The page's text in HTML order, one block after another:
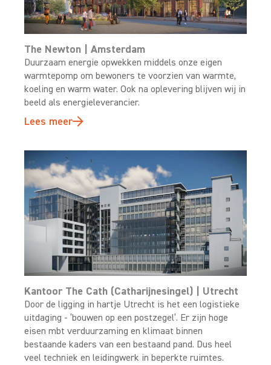
The Newton | Amsterdam
Duurzaam energie opwekken middels onze eigen
warmtepomp om bewoners te voorzien van warmte,
koeling en warm water. Ook na oplevering blijven wij in
beeld als energieleverancier.
Lees meer
Kantoor The Cath (Catharijnesingel) | Utrecht
Door de ligging in hartje Utrecht is het een logistieke
uitdaging - ’bouwen op een postzegel’. Er zijn hoge
eisen mbt verduurzaming en klimaat binnen
bestaande kaders van een bestaand pand. Dus heel
veel techniek en leidingwerk in beperkte ruimtes.